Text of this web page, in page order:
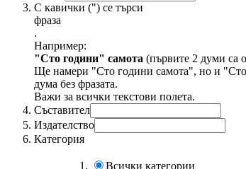
С кавички (") се търси
фраза
.
Например:
"Сто години" самота (първите 2 думи са
Ще намери "Сто години самота", но и "Сто
дума без фразата.
Важи за всички текстови полета.
Съставител
Издателство
Категория
Всички категории